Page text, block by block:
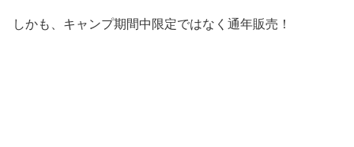
しかも、キャンプ期間中限定ではなく通年販売！